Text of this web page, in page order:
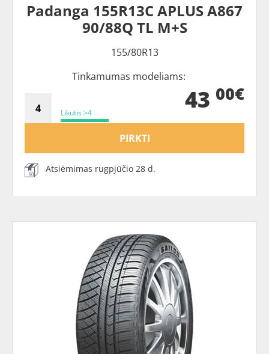
Padanga 155R13C APLUS A867
90/88Q TL M+S
155/80R13
Tinkamumas modeliams:
Likutis >4 43 00€
PIRKTI
Atsiėmimas rugpjūčio 28 d.